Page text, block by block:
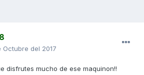
Octubre del 2017
disfrutes mucho de ese maquinon!!